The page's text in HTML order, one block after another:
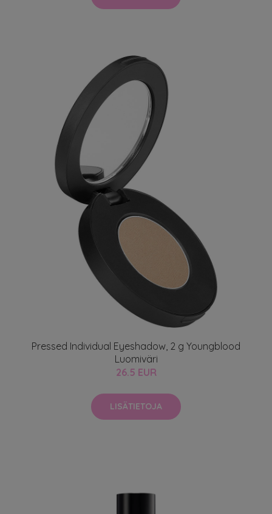
Pressed Individual Eyeshadow, 2 g Youngblood
Luomiväri
26.5 EUR
LISÄTIETOJA